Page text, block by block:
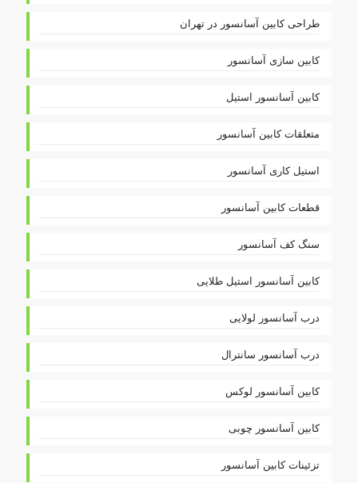
طراحی کابین آسانسور در تهران
کابین سازی آسانسور
کابین آسانسور استیل
متعلقات کابین آسانسور
استیل کاری آسانسور
قطعات کابین آسانسور
سنگ کف آسانسور
کابین آسانسور استیل طلایی
درب آسانسور لولایی
درب آسانسور سانترال
کابین آسانسور لوکس
کابین آسانسور چوبی
تزئینات کابین آسانسور